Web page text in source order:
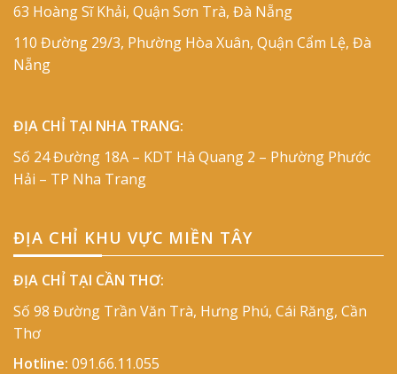
63 Hoàng Sĩ Khải, Quận Sơn Trà, Đà Nẵng
110 Đường 29/3, Phường Hòa Xuân, Quận Cẩm Lệ, Đà
Nẵng
ĐỊA CHỈ TẠI NHA TRANG:
Số 24 Đường 18A – KDT Hà Quang 2 – Phường Phước
Hải – TP Nha Trang
ĐỊA CHỈ KHU VỰC MIỀN TÂY
ĐỊA CHỈ TẠI CẦN THƠ:
Số 98 Đường Trần Văn Trà, Hưng Phú, Cái Răng, Cần
Thơ
Hotline: 091.66.11.055